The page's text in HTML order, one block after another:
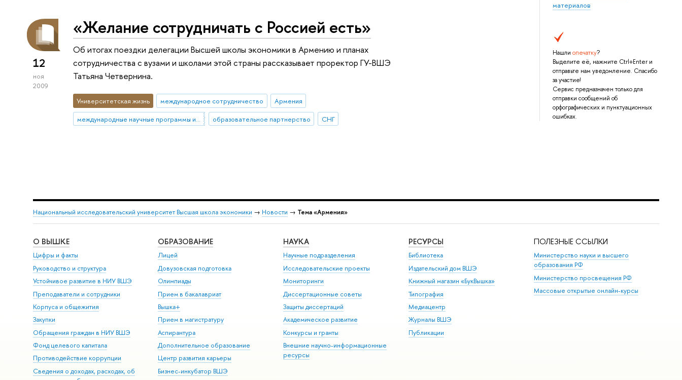
материалов
Нашли опечатку?
Выделите её, нажмите Ctrl+Enter и
отправьте нам уведомление. Спасибо
за участие!
Сервис предназначен только для
отправки сообщений об
орфографических и пунктуационных
ошибках.
12
ноя
2009
«Желание сотрудничать с Россией есть»
Об итогах поездки делегации Высшей школы экономики в Армению и планах
сотрудничества с вузами и школами этой страны рассказывает проректор ГУ-ВШЭ
Татьяна Четвернина.
Университетская жизнь международное сотрудничество
Армения
образовательное партнерство СНГ
Национальный исследовательский университет Высшая школа экономики → Новости → Тема «Армения»
О ВЫШКЕ
Цифры и факты
Руководство и структура
Устойчивое развитие в НИУ ВШЭ
Преподаватели и сотрудники
Корпуса и общежития
Закупки
Обращения граждан в НИУ ВШЭ
Фонд целевого капитала
Противодействие коррупции
Сведения о доходах, расходах, об
ОБРАЗОВАНИЕ
Лицей
Довузовская подготовка
Олимпиады
Прием в бакалавриат
Вышка+
Прием в магистратуру
Аспирантура
Дополнительное образование
Центр развития карьеры
Бизнес-инкубатор ВШЭ
НАУКА
Научные подразделения
Исследовательские проекты
Мониторинги
Диссертационные советы
Защиты диссертаций
Академическое развитие
Конкурсы и гранты
Внешние научно-информационные
ресурсы
РЕСУРСЫ
Библиотека
Издательский дом ВШЭ
Книжный магазин «БукВышка»
Типография
Медиацентр
Журналы ВШЭ
Публикации
ПОЛЕЗНЫЕ ССЫЛКИ
Министерство науки и высшего
образования РФ
Министерство просвещения РФ
Массовые открытые онлайн-курсы